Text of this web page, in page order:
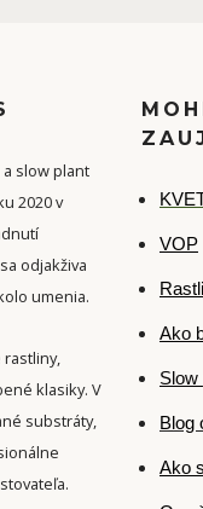
slow plant
2020 v
odjakživa
umenia.
rastliny,
klasiky. V
substráty,
K
VOP
Ako
Slow
Blog
Ako